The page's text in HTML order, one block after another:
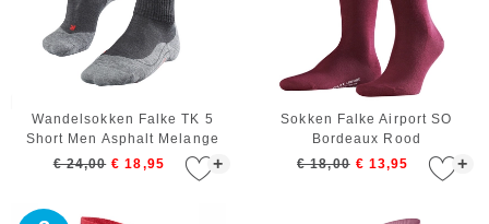
+
Wandelsokken Falke TK 5
Short Men Asphalt Melange
€ 24,00 € 18,95 +
Sokken Falke Airport SO
Bordeaux Rood
€ 18,00 € 13,95